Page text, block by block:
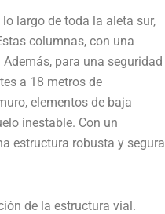
largo de toda la aleta sur,
columnas, con una
para una seguridad
a 18 metros de
elementos de baja
inestable. Con un
estructura robusta y segura
de la estructura vial.